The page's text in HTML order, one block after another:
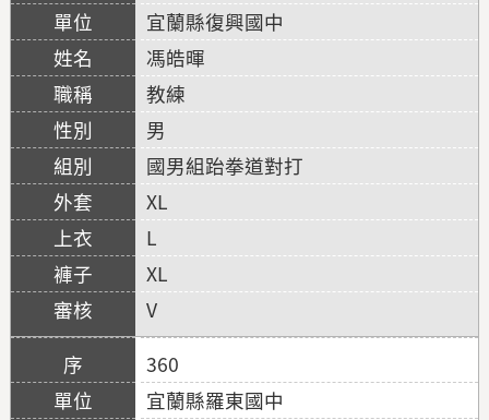
宜蘭縣復興國中
馮皓暉
教練
男
國男組跆拳道對打
XL
L
XL
V
360
宜蘭縣羅東國中